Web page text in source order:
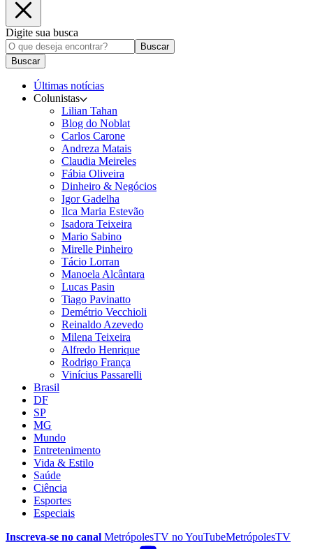
Digite sua busca
Buscar
Buscar
Últimas notícias
Colunistas
Lilian Tahan
Blog do Noblat
Carlos Carone
Andreza Matais
Claudia Meireles
Fábia Oliveira
Dinheiro & Negócios
Igor Gadelha
Ilca Maria Estevão
Isadora Teixeira
Mario Sabino
Mirelle Pinheiro
Tácio Lorran
Manoela Alcântara
Lucas Pasin
Tiago Pavinatto
Demétrio Vecchioli
Reinaldo Azevedo
Milena Teixeira
Alfredo Henrique
Rodrigo França
Vinícius Passarelli
Brasil
DF
SP
MG
Mundo
Entretenimento
Vida & Estilo
Saúde
Ciência
Esportes
Especiais
Inscreva-se no canal MetrópolesTV noYouTubeMetrópolesTV